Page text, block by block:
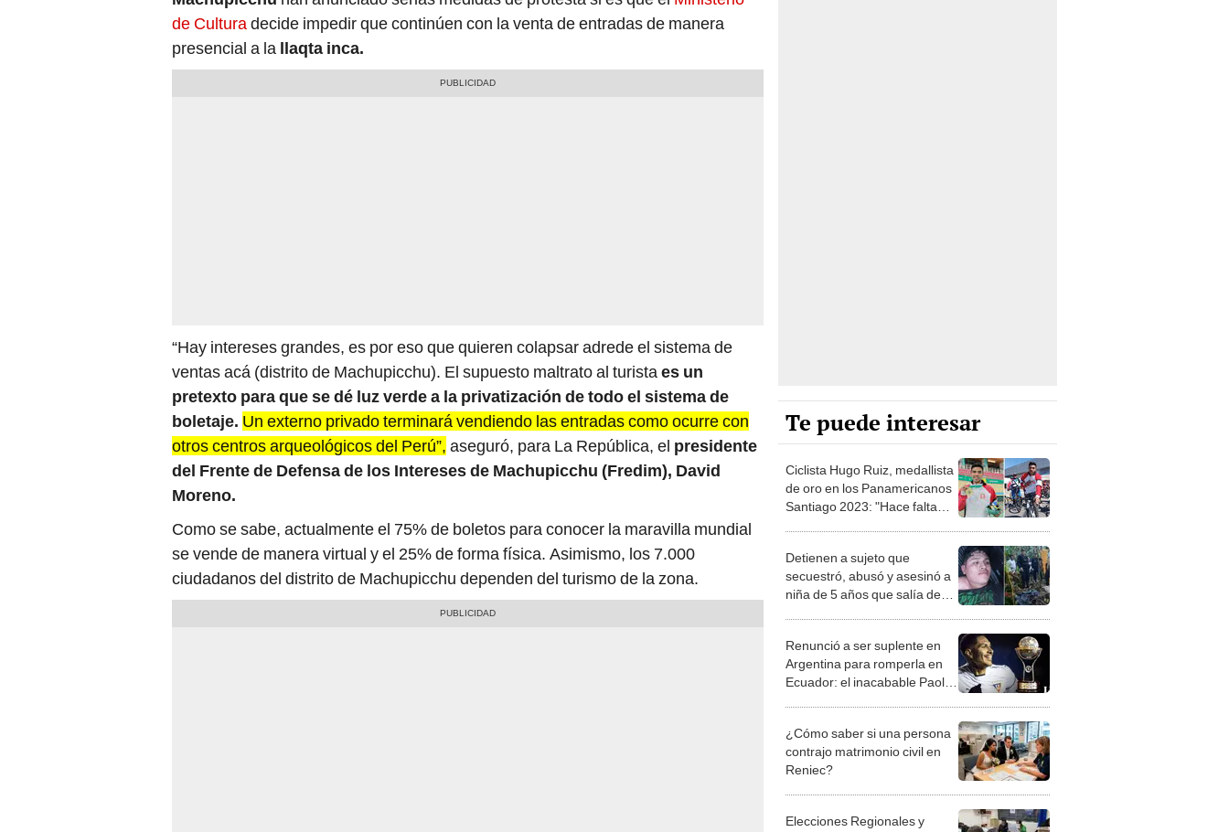
de Culturadecide impedir que continúen con la venta de entradas de manera
presencial a la llaqta inca.
“Hay intereses grandes, es por eso que quieren colapsar adrede el sistema de
ventas acá (distrito de Machupicchu). El supuesto maltrato al turistaes un
pretexto para que se dé luz verde a la privatización de todo el sistema de
boletaje. Un externo privado terminará vendiendo las entradas como ocurre con
otros centros arqueológicos del Perú”, aseguró, para La República, el presidente
del Frente de Defensa de los Intereses de Machupicchu (Fredim), David
Moreno.
Como se sabe, actualmente el 75% de boletos para conocer la maravilla mundial
se vende de manera virtual y el 25% de forma física. Asimismo, los 7.000
ciudadanos del distrito de Machupicchu dependen del turismo de la zona.
Te puede interesar
Ciclista Hugo Ruiz, medallista
de oro en los Panamericanos
Santiago 2023: "Hace falta
Detienen a sujeto que
secuestró, abusó y asesinó a
niña de 5 años que salía de
Renunció a ser suplente en
Argentina para romperla en
Ecuador: el inacabable Paolo
¿Cómo saber si una persona
contrajo matrimonio civil en
Reniec?
Elecciones Regionales y